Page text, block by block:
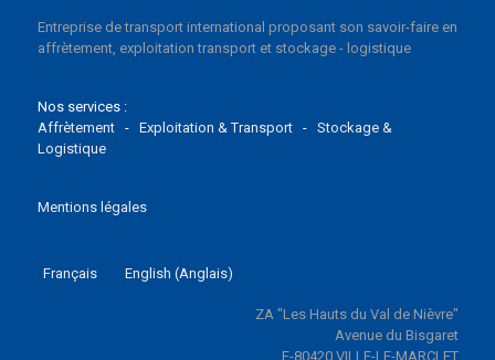
Entreprise de transport international proposant son savoir-faire en
affrètement, exploitation transport et stockage - logistique
Nos services :
Affrètement- Exploitation & Transport- Stockage &
Logistique
Mentions légales
Français English (Anglais)
ZA "Les Hauts du Val de Nièvre"
Avenue du Bisgaret
F-80420 VILLE-LE-MARCLET